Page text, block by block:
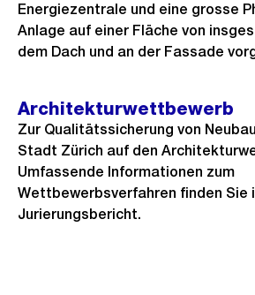
Energiezentrale und eine grosse
Anlage auf einer Fläche von
dem Dach und an der Fassade
Architekturwettbewerb
Zur Qualitätssicherung von
Stadt Zürich auf den
Umfassende Informationen zum
Wettbewerbsverfahren finden Sie
Jurierungsbericht.